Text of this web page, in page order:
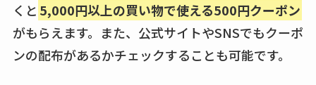
くと 5,000円以上の買い物で使える500円クーポン
がもらえます。また、公式サイトやSNSでもクーポ
ンの配布があるかチェックすることも可能です。